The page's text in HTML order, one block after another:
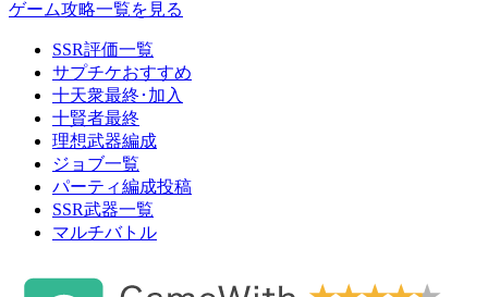
ゲーム攻略一覧を見る
SSR評価一覧
サプチケおすすめ
十天衆最終･加入
十賢者最終
理想武器編成
ジョブ一覧
パーティ編成投稿
SSR武器一覧
マルチバトル